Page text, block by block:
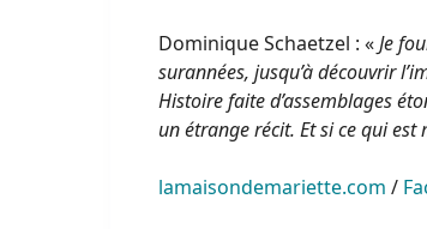
Dominique Schaetzel : «Je
surannées, jusqu’à découvrir
Histoire faite d’assemblages
un étrange récit. Et si ce qui
lamaisondemariette.com /